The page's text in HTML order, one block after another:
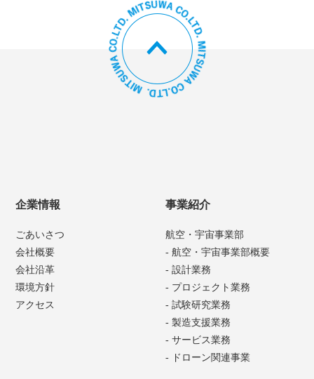
企業情報
ごあいさつ
会社概要
会社沿革
環境方針
アクセス
事業紹介
航空・宇宙事業部
- 航空・宇宙事業部概要
- 設計業務
- プロジェクト業務
- 試験研究業務
- 製造支援業務
- サービス業務
- ドローン関連事業